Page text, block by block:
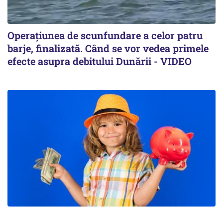
Operațiunea de scunfundare a celor patru
barje, finalizată. Când se vor vedea primele
efecte asupra debitului Dunării - VIDEO